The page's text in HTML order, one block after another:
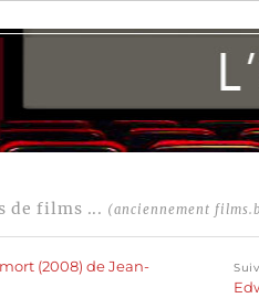
de films ... (anciennement
(2008) de Jean-